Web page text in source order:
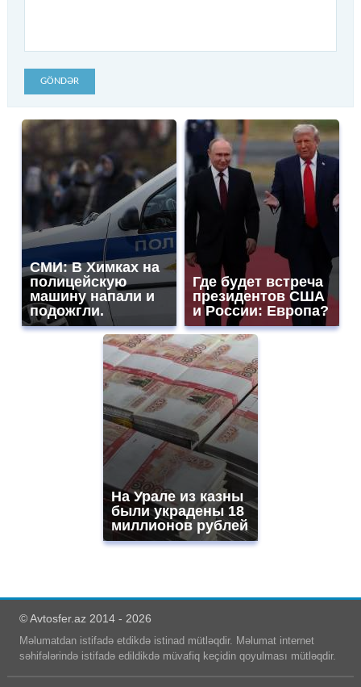
GÖNDƏR
СМИ: В Химках на
полицейскую
машину напали и
подожгли.
Где будет встреча
президентов США
и России: Европа?
На Урале из казны
были украдены 18
миллионов рублей
© Avtosfer.az 2014 - 2026
Məlumatdan istifadə etdikdə istinad mütləqdir. Məlumat internet
səhifələrində istifadə edildikdə müvafiq keçidin qoyulması mütləqdir.